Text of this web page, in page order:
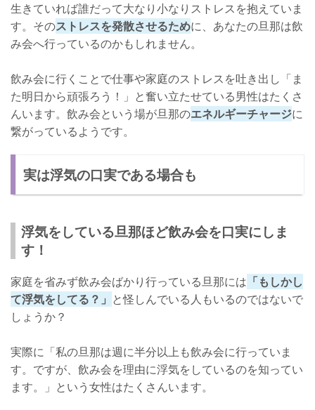
生きていれば誰だって大なり小なりストレスを抱えていま
す。そのストレスを発散させるために、あなたの旦那は飲
み会へ行っているのかもしれません。
飲み会に行くことで仕事や家庭のストレスを吐き出し「ま
た明日から頑張ろう！」と奮い立たせている男性はたくさ
んいます。飲み会という場が旦那のエネルギーチャージに
繋がっているようです。
実は浮気の口実である場合も
浮気をしている旦那ほど飲み会を口実にしま
す！
家庭を省みず飲み会ばかり行っている旦那には 「もしかし
て浮気をしてる？」 と怪しんでいる人もいるのではないで
しょうか？
実際に「私の旦那は週に半分以上も飲み会に行っていま
す。ですが、飲み会を理由に浮気をしているのを知ってい
ます。」という女性はたくさんいます。